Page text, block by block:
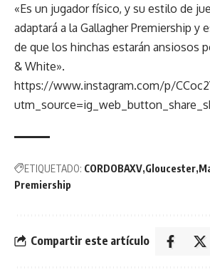
«Es un jugador físico, y su estilo de
adaptará a la Gallagher Premiership y
de que los hinchas estarán ansiosos
& White».
https://www.instagram.com/p/
ETIQUETADO: CORDOBAXV Gloucester
Premiership
Compartir este artículo